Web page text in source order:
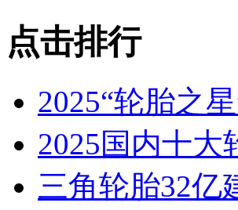
点击排行
2025“轮胎之
2025国内十大
三角轮胎32亿